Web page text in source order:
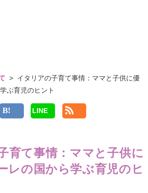
> イタリアの子育て事情：ママと子供に優
ぶ育児のヒント
LINE
育て事情：ママと子供に
レの国から学ぶ育児のヒ